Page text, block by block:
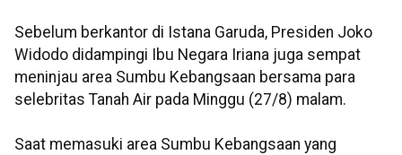
Sebelum berkantor di Istana Garuda, Presiden Joko
Widodo didampingi Ibu Negara Iriana juga sempat
meninjau area Sumbu Kebangsaan bersama para
selebritas Tanah Air pada Minggu (27/8) malam.
Saat memasuki area Sumbu Kebangsaan yang